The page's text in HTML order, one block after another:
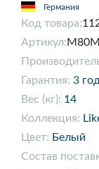
Германия
Код товара:
Артикул:
Гарантия: 3
Вес (кг): 14
Коллекция:
Цвет: Белый
Состав